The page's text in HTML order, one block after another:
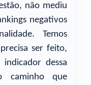
não mediu
negativos
Temos
ser feito,
dessa
caminho que